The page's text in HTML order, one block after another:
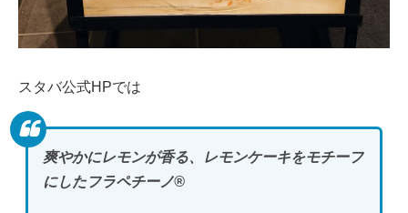
スタバ公式HPでは
爽やかにレモンが香る、レモンケーキをモチーフ
にしたフラペチーノ®